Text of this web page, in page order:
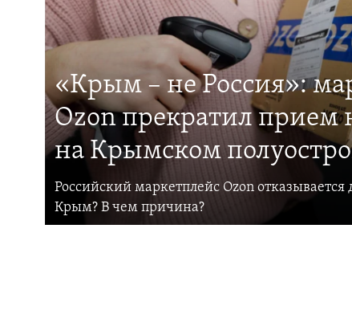
«Крым – не Россия»:
Ozon прекратил прием
на Крымском
Российский маркетплейс Ozon отказывается
Крым? В чем причина?